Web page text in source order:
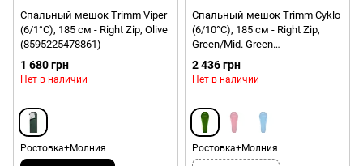
Спальный мешок Trimm Viper
(6/1°C), 185 см - Right Zip, Olive
(8595225478861)
1 680 грн
Нет в наличии
Ростовка+Молния
Спальный мешок Trimm Cyklo
(6/10°C), 185 см - Right Zip,
Green/Mid. Green
(8595225509688)
2 436 грн
Нет в наличии
Ростовка+Молния